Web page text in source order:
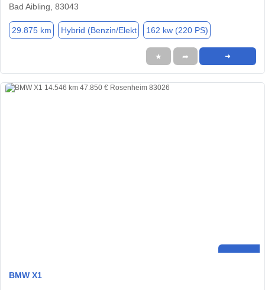
Bad Aibling, 83043
29.875 km Hybrid (Benzin/Elekt 162 kw (220 PS)
★ ➦ ➜
BMW X1